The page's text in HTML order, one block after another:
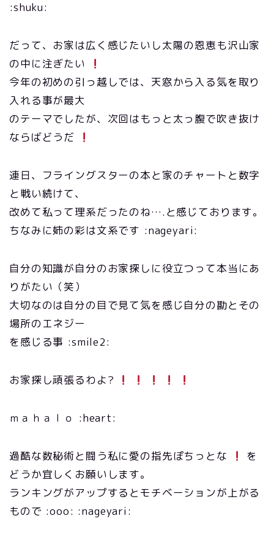
:shuku:
だって、お家は広く感じたいし太陽の恩恵も沢山家
の中に注ぎたい
今年の初めの引っ越しでは、天窓から入る気を取り
入れる事が最大
のテーマでしたが、次回はもっと太っ腹で吹き抜け
ならばどうだ
連日、フライングスターの本と家のチャートと数字
と戦い続けて、
改めて私って理系だったのね….と感じております。
ちなみに姉の彩は文系です :nageyari:
自分の知識が自分のお家探しに役立つって本当にあ
りがたい（笑）
大切なのは自分の目で見て気を感じ自分の勘とその
場所のエネジー
を感じる事 :smile2:
お家探し頑張るわよ?
ｍａｈａｌｏ :heart:
過酷な数秘術と闘う私に愛の指先ぽちっとな
を
どうか宜しくお願いします。
ランキングがアップするとモチベーションが上がる
もので :ooo: :nageyari: